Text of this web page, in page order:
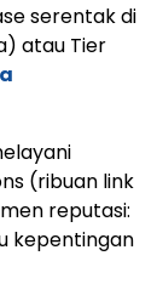
serentak di
atau Tier
(ribuan link
reputasi:
kepentingan